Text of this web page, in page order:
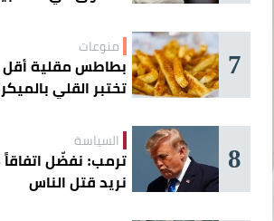
7 منوعات
بطاطس مقلية أقل
تختبر القلي
8 السياسة
ترمب: نفضّل اتفاقاً
نريد قتل الناس